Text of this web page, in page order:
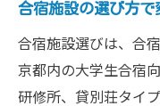
合宿施設の選び方
合宿施設選びは、合
京都内の大学生合宿
研修所、貸別荘タイ